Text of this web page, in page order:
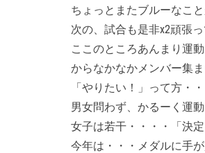
ちょっとまたブルーなこ
次の、試合も是非x2頑張
ここのところあんまり運
からなかなかメンバー集ま
「やりたい！」って方・
男女問わず、かるーく運
女子は若干・・・・「決
今年は・・・メダルに手